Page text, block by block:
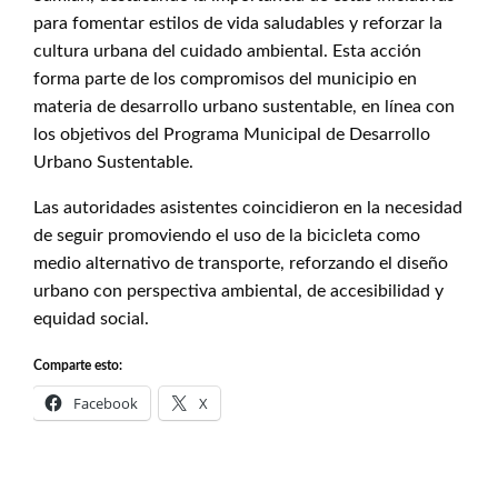
para fomentar estilos de vida saludables y reforzar la
cultura urbana del cuidado ambiental. Esta acción
forma parte de los compromisos del municipio en
materia de desarrollo urbano sustentable, en línea con
los objetivos del Programa Municipal de Desarrollo
Urbano Sustentable.
Las autoridades asistentes coincidieron en la necesidad
de seguir promoviendo el uso de la bicicleta como
medio alternativo de transporte, reforzando el diseño
urbano con perspectiva ambiental, de accesibilidad y
equidad social.
Comparte esto:
Facebook X